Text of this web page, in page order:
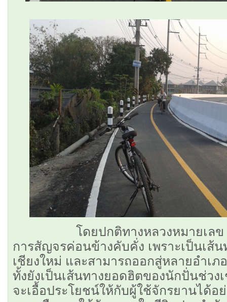
โดยปกติทางหลวงหมายเลข
การสัญจรค่อนข้างคับคั่ง เพราะเป็นเส้น
เชียงใหม่ และสามารถออกสู่หลายอำเ
ทั้งยังเป็นเส้นทางยอดฮิตของนักปั่นช่วง
จะเอื้อประโยชน์ให้กับผู้ใช้จักรยานได้อ